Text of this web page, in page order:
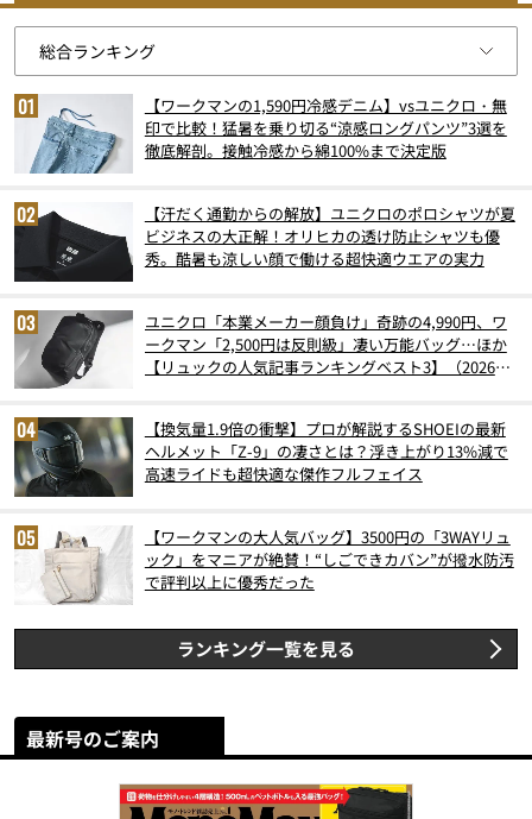
【ワークマンの1,590円冷感デニム】vsユニクロ・無
印で比較！猛暑を乗り切る“涼感ロングパンツ”3選を
徹底解剖。接触冷感から綿100%まで決定版
【汗だく通勤からの解放】ユニクロのポロシャツが夏
ビジネスの大正解！オリヒカの透け防止シャツも優
秀。酷暑も涼しい顔で働ける超快適ウエアの実力
ユニクロ「本業メーカー顔負け」奇跡の4,990円、ワ
ークマン「2,500円は反則級」凄い万能バッグ…ほか
【リュックの人気記事ランキングベスト3】（2026年
【換気量1.9倍の衝撃】プロが解説するSHOEIの最新
ヘルメット「Z-9」の凄さとは？浮き上がり13%減で
高速ライドも超快適な傑作フルフェイス
【ワークマンの大人気バッグ】3500円の「3WAYリュ
ック」をマニアが絶賛！“しごできカバン”が撥水防汚
で評判以上に優秀だった
ランキング一覧を見る
最新号のご案内